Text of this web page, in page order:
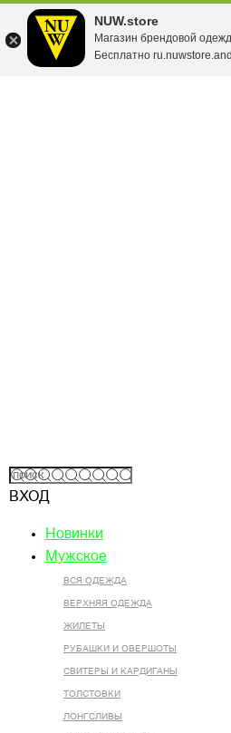
NUW.store
Магазин брендовой
Бесплатно
ВХОД
Новинки
Мужское
ВСЯ ОДЕЖДА
ВЕРХНЯЯ ОДЕЖДА
ЖИЛЕТЫ
РУБАШКИ И ОВЕРШОТЫ
СВИТЕРЫ И КАРДИГАНЫ
ТОЛСТОВКИ
ЛОНГСЛИВЫ